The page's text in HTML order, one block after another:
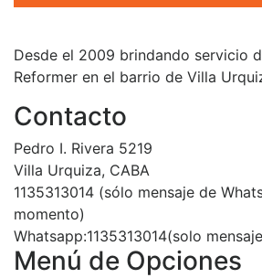
Desde el 2009 brindando servicio
Reformer en el barrio de Villa
Contacto
Pedro I. Rivera 5219
Villa Urquiza, CABA
1135313014 (sólo mensaje de
momento)
Whatsapp:1135313014(solo
Menú de Opciones